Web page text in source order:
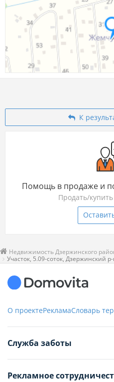
К
Помощь в продаже и
Продать/
Недвижимость Дзержинского
Участок, 5.09-соток, Дзержинский
О проектеРекламаСловарь
Служба заботы
+375 29 376-13-70
+375 33 376-13-70
Рекламное